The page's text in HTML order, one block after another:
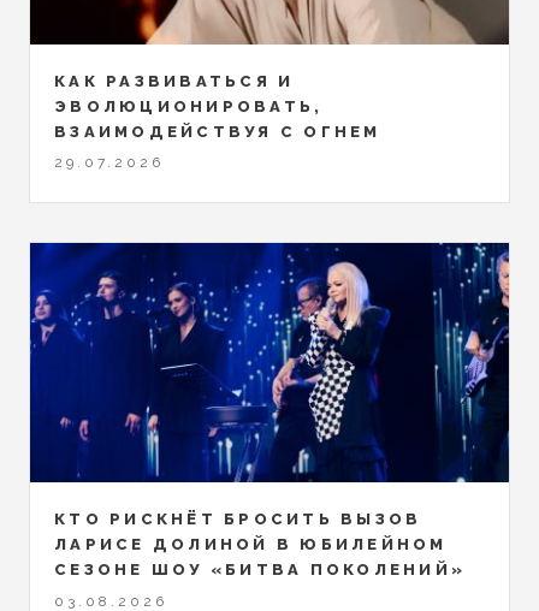
КАК РАЗВИВАТЬСЯ И
ЭВОЛЮЦИОНИРОВАТЬ,
ВЗАИМОДЕЙСТВУЯ С ОГНЕМ
29.07.2026
КТО РИСКНЁТ БРОСИТЬ ВЫЗОВ
ЛАРИСЕ ДОЛИНОЙ В ЮБИЛЕЙНОМ
СЕЗОНЕ ШОУ «БИТВА ПОКОЛЕНИЙ»
03.08.2026